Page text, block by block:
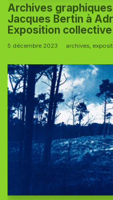
Archives
Jacques Bertin à
Exposition collective
5 décembre 2023 archives